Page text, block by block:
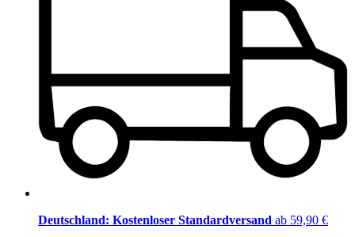
Deutschland: Kostenloser Standardversand ab 59,90 €